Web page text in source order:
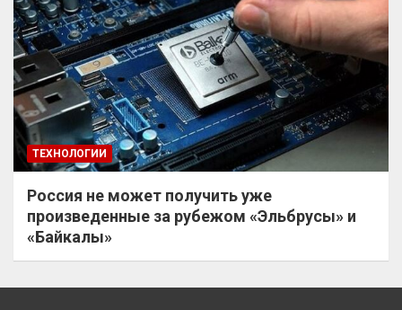
ТЕХНОЛОГИИ
Россия не может получить уже
произведенные за рубежом «Эльбрусы» и
«Байкалы»